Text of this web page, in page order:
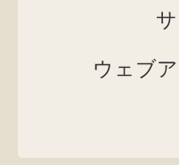
ウェブ